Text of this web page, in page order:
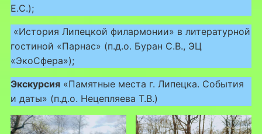
Е.С.);
«История Липецкой филармонии» в литературной
гостиной «Парнас» (п.д.о. Буран С.В., ЭЦ
«ЭкоСфера»);
Экскурсия«Памятные места г. Липецка. События
и даты» (п.д.о. Нецепляева Т.В.)